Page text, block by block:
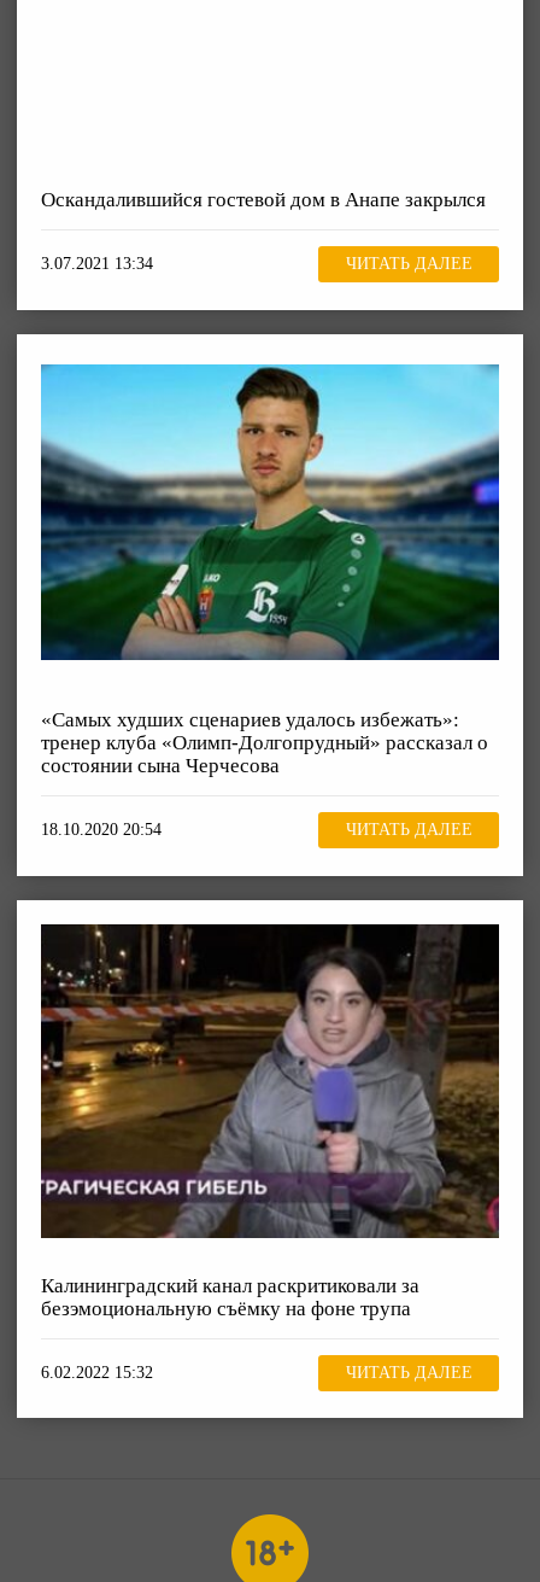
Оскандалившийся гостевой дом в Анапе закрылся
3.07.2021 13:34 ЧИТАТЬ ДАЛЕЕ
«Самых худших сценариев удалось избежать»:
тренер клуба «Олимп-Долгопрудный» рассказал о
состоянии сына Черчесова
18.10.2020 20:54 ЧИТАТЬ ДАЛЕЕ
Калининградский канал раскритиковали за
безэмоциональную съёмку на фоне трупа
6.02.2022 15:32 ЧИТАТЬ ДАЛЕЕ